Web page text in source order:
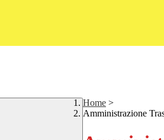
Home >
Amministrazione